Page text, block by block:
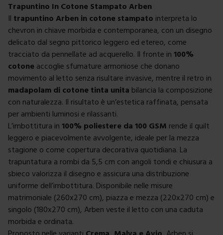
Trapuntino In Cotone Stampato Arben
Il trapuntino Arben in cotone stampato interpreta lo
chevron in chiave morbida e contemporanea, con un disegno
delicato dal segno pittorico leggero ed etereo, come
tracciato da pennellate ad acquerello. Il fronte in 100%
cotone accoglie sfumature armoniose che donano
movimento al letto senza risultare invasive, mentre il retro in
madapolam di cotone tinta unita bilancia la composizione
con naturalezza. Il risultato è un’estetica raffinata, pensata
per ambienti luminosi e rilassanti.
L’imbottitura in 100% poliestere da 100 GSM rende il quilt
leggero e piacevolmente avvolgente, ideale per la mezza
stagione o come copertura decorativa quotidiana. La
trapuntatura a rombi da 5,5 cm con angoli tondi e chiusura a
sbieco valorizza il disegno e assicura una distribuzione
uniforme dell’imbottitura. Disponibile nelle misure
matrimoniale (260x270 cm), piazza e mezza (220x270 cm) e
singolo (180x270 cm), Arben veste il letto con una caduta
morbida e ordinata.